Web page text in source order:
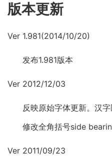
版本更新
Ver 1.981(2014/10/20)
发布1.981版本
Ver 2012/12/03
反映原始字体更新。汉字
修改全角括号side
Ver 2011/09/23